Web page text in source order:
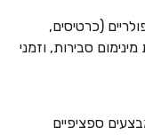
(כרטיסים,
סבירות, וזמני
ספציפיים